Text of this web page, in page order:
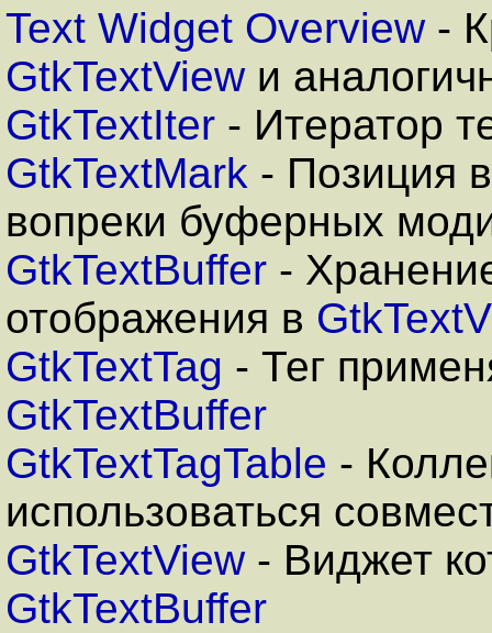
Text Widget Overview-
GtkTextViewи
GtkTextIter - Итератор
GtkTextMark - Позиция
вопреки буферных
GtkTextBuffer -
отображения в
GtkTextTag - Тег
GtkTextBuffer
GtkTextTagTable -
использоваться
GtkTextView- Виджет
GtkTextBuffer